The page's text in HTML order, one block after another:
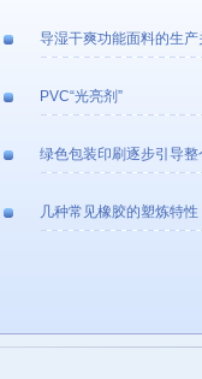
导湿干爽功能面料的生
PVC“光亮剂”
绿色包装印刷逐步引导
几种常见橡胶的塑炼特性